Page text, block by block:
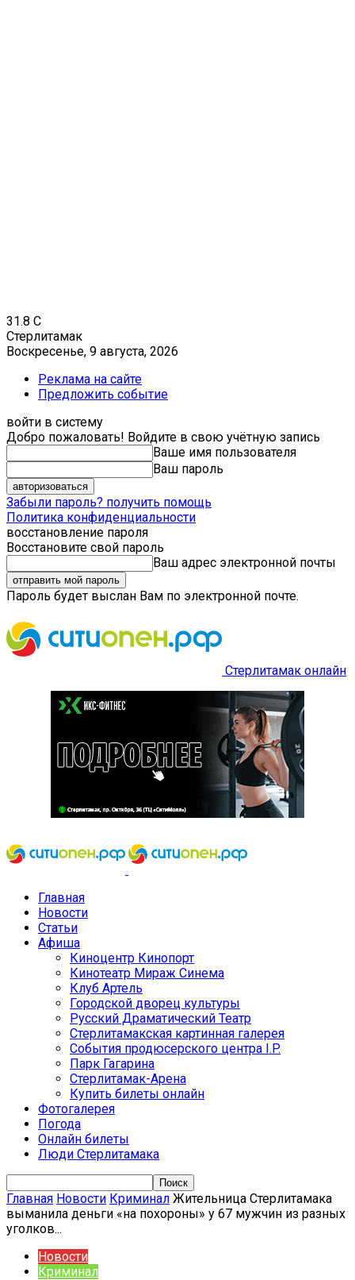
31.8 C
Стерлитамак
Воскресенье, 9 августа, 2026
Реклама на сайте
Предложить событие
войти в систему
Добро пожаловать! Войдите в свою учётную запись
Ваше имя пользователя
Ваш пароль
Забыли пароль? получить помощь
Политика конфиденциальности
восстановление пароля
Восстановите свой пароль
Ваш адрес электронной почты
Пароль будет выслан Вам по электронной почте.
Стерлитамак онлайн
Главная
Новости
Статьи
Афиша
Киноцентр Кинопорт
Кинотеатр Мираж Синема
Клуб Артель
Городской дворец культуры
Русский Драматический Театр
Стерлитамакская картинная галерея
События продюсерского центра I.P.
Парк Гагарина
Стерлитамак-Арена
Купить билеты онлайн
Фотогалерея
Погода
Онлайн билеты
Люди Стерлитамака
Главная Новости Криминал Жительница Стерлитамака
выманила деньги «на похороны» у 67 мужчин из разных
уголков...
Новости
Криминал